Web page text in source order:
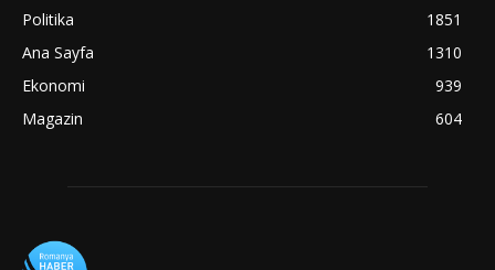
Politika
1851
Ana Sayfa
1310
Ekonomi
939
Magazin
604